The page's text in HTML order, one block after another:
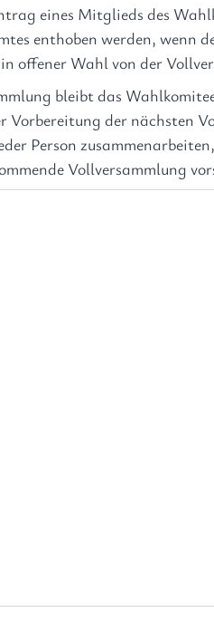
eines Mitglieds des
enthoben werden, wenn
offener Wahl von der
bleibt das
Vorbereitung der nächsten
Person
Vollversammlung